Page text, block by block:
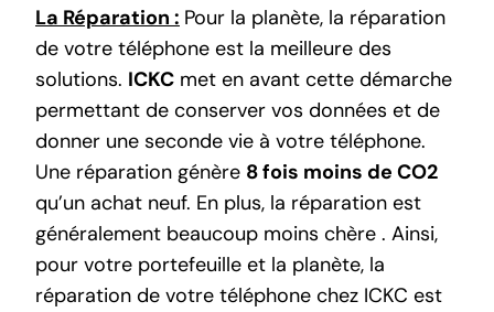
La Réparation : Pour la planète, la réparation
de votre téléphone est la meilleure des
solutions. ICKCmet en avant cette démarche
permettant de conserver vos données et de
donner une seconde vie à votre téléphone.
Une réparation génère 8 fois moins de CO2
qu’un achat neuf. En plus, la réparation est
généralement beaucoup moins chère . Ainsi,
pour votre portefeuille et la planète, la
réparation de votre téléphone chez ICKC est